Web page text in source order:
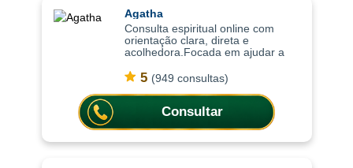
Agatha
Consulta espiritual online com
orientação clara, direta e
acolhedora.Focada em ajudar a
trazendo clareza, equilíbrio
emocional e orientação para
decisões importantes da vi
5 (949 consultas)
Consultar